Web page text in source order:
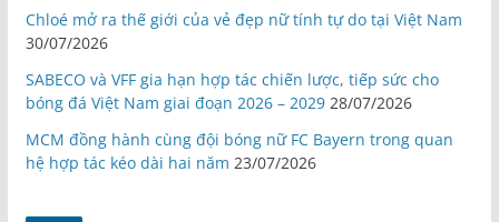
Chloé mở ra thế giới của vẻ đẹp nữ tính tự do tại Việt Nam
30/07/2026
SABECO và VFF gia hạn hợp tác chiến lược, tiếp sức cho
bóng đá Việt Nam giai đoạn 2026 – 2029 28/07/2026
MCM đồng hành cùng đội bóng nữ FC Bayern trong quan
hệ hợp tác kéo dài hai năm 23/07/2026